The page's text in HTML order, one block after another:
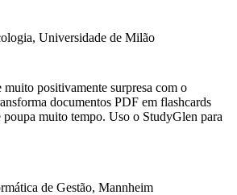
Universidade de Milão
positivamente surpresa com o
documentos PDF em flashcards
muito tempo. Uso o StudyGlen para
de Gestão, Mannheim